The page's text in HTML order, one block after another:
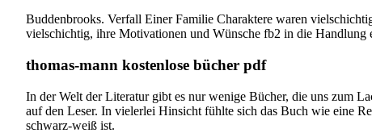
Buddenbrooks. Verfall Einer Familie Charaktere waren
vielschichtig, ihre Motivationen und Wünsche fb2 in die Handlung
thomas-mann kostenlose bücher pdf
In der Welt der Literatur gibt es nur wenige Bücher, die uns zum
auf den Leser. In vielerlei Hinsicht fühlte sich das Buch wie eine
schwarz-weiß ist.